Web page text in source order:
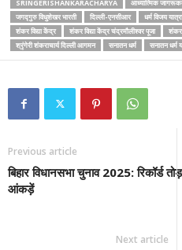
SRINGERISHANKARACHARYA
आध्यात्मिक
जगद्गुरु विधुशेखर भारती
दिल्ली-एनसीआर धर्म विजय
शंकर विद्या केंद्र
शंकर विद्या केंद्र चंद्रमौलीश्वर पूजा
श्रृंगेरी शंकराचार्य दिल्ली आगमन
सनातन धर्म सनातन धर्म
Previous article
बिहार विधानसभा चुनाव 2025: रिकॉर्ड
आंकड़ें
Next article